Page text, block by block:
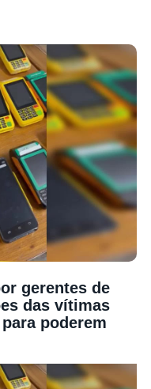
gerentes de
das vítimas
poderem